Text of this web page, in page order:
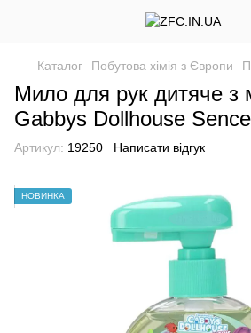
Каталог Побутова хімія з Європи
Мило для рук дитяче з
Gabbys Dollhouse
Артикул: 19250 Написати відгук
НОВИНКА